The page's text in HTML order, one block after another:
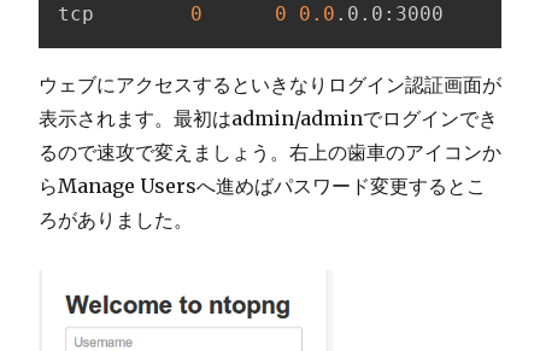
tcp 0 0 0.0
ウェブにアクセスするといきなりログイン認証画面が
表示されます。最初はadmin/adminでログインでき
るので速攻で変えましょう。右上の歯車のアイコンか
らManage Usersへ進めばパスワード変更するとこ
ろがありました。